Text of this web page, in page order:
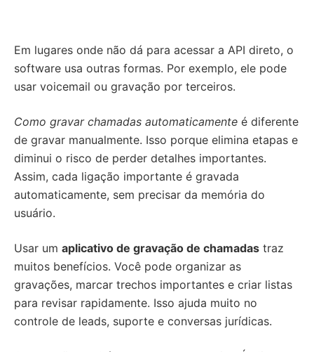
Em lugares onde não dá para acessar a API direto, o
software usa outras formas. Por exemplo, ele pode
usar voicemail ou gravação por terceiros.
Como gravar chamadas automaticamente é diferente
de gravar manualmente. Isso porque elimina etapas e
diminui o risco de perder detalhes importantes.
Assim, cada ligação importante é gravada
automaticamente, sem precisar da memória do
usuário.
Usar um aplicativo de gravação de chamadas traz
muitos benefícios. Você pode organizar as
gravações, marcar trechos importantes e criar listas
para revisar rapidamente. Isso ajuda muito no
controle de leads, suporte e conversas jurídicas.